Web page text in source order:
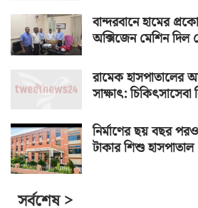
বান্দরবানে হামের
অক্সিজেন মেশিন দিল
রামেক হাসপাতালের
সাক্ষাৎ: চিকিৎসাসেবা
নির্মাণের ছয় বছর
টাকার শিশু হাসপাতাল
সর্বশেষ >